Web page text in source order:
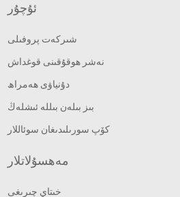
ئۇچۇر
شىركەت پروفىلى
نەشر ھوقۇقىنى قوغداش
دۇنياۋى ھەمراھ
بىز بىلەن بىللە ئىشلەڭ
كۆپ سورىلىدىغان سوئاللار
مەھسۇلاتلار
خىتاي چىرىغى